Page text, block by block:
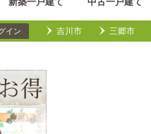
イン 吉川市 三郷市